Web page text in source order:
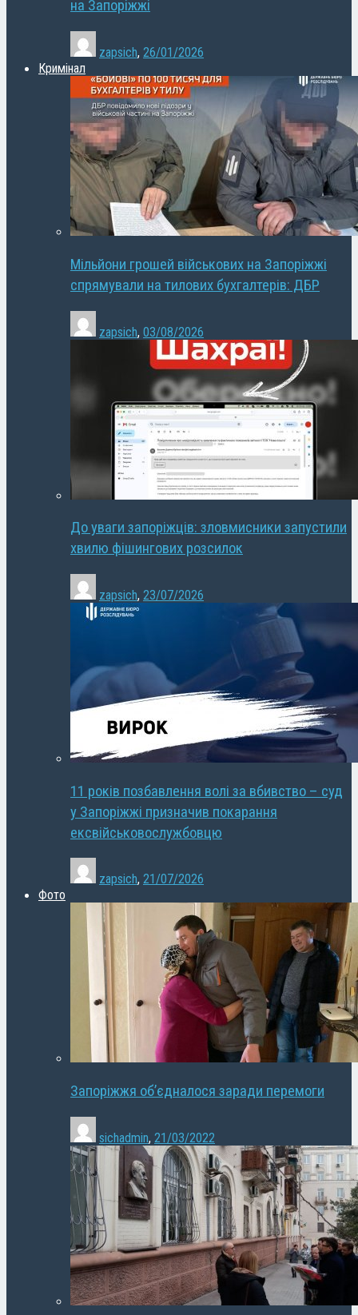
на Запоріжжі
zapsich, 26/01/2026
Кримінал
Мільйони грошей військових на Запоріжжі
спрямували на тилових бухгалтерів: ДБР
zapsich, 03/08/2026
До уваги запоріжців: зловмисники запустили
хвилю фішингових розсилок
zapsich, 23/07/2026
11 років позбавлення волі за вбивство – суд
у Запоріжжі призначив покарання
ексвійськовослужбовцю
zapsich, 21/07/2026
Фото
Запоріжжя об’єдналося заради перемоги
sichadmin, 21/03/2022